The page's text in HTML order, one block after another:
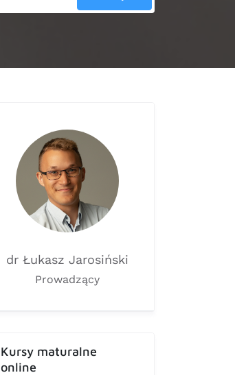
dr Łukasz Jarosiński
Prowadzący
Kursy maturalne
online